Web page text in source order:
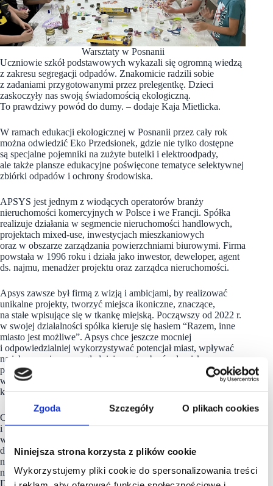
Zgoda Szczegóły O plikach cookies
Niniejsza strona korzysta z plików cookie
Wykorzystujemy pliki cookie do spersonalizowania treści
Warsztaty w Posnanii
Uczniowie szkół podstawowych wykazali się ogromną wiedzą
z zakresu segregacji odpadów. Znakomicie radzili sobie
z zadaniami przygotowanymi przez prelegentkę. Dzieci
zaskoczyły nas swoją świadomością ekologiczną.
To prawdziwy powód do dumy. – dodaje Kaja Mietlicka.
W ramach edukacji ekologicznej w Posnanii przez cały rok
można odwiedzić Eko Przedsionek, gdzie nie tylko dostępne
są specjalne pojemniki na zużyte butelki i elektroodpady,
ale także plansze edukacyjne poświęcone tematyce selektywnej
zbiórki odpadów i ochrony środowiska.
APSYS jest jednym z wiodących operatorów branży
nieruchomości komercyjnych w Polsce i we Francji. Spółka
realizuje działania w segmencie nieruchomości handlowych,
projektach mixed-use, inwestycjach mieszkaniowych
oraz w obszarze zarządzania powierzchniami biurowymi. Firma
powstała w 1996 roku i działa jako inwestor, deweloper, agent
ds. najmu, menadżer projektu oraz zarządca nieruchomości.
Apsys zawsze był firmą z wizją i ambicjami, by realizować
unikalne projekty, tworzyć miejsca ikoniczne, znaczące,
na stałe wpisujące się w tkankę miejską. Począwszy od 2022 r.
w swojej działalności spółka kieruje się hasłem “Razem, inne
miasto jest możliwe”. Apsys chce jeszcze mocniej
i odpowiedzialniej wykorzystywać potencjał miast, wpływać
na ich przemiany uwzględniając potrzeby środowiskowe,
pobudzać rozwój społeczny i ekonomiczny, a ponadto
wspólnie, w oparciu o dialog z interesariuszami, tworzyć
komfortowe otoczenie dla ludzi.
Celem strategicznym firmy jest zmiana miast na lepsze
i tworzenie wyjątkowych miejsc, dzięki którym życie
wszystkich staje się piękniejsze. Dzięki wieloletniemu
doświadczeniu i specjalistycznej wiedzy wszystkie działania,
niezależnie od wielkości i lokalizacji poszczególnych
nieruchomości, są dopasowane do potrzeb klienta.
Do największych inwestycji firmy należą Manufaktura w Łodzi